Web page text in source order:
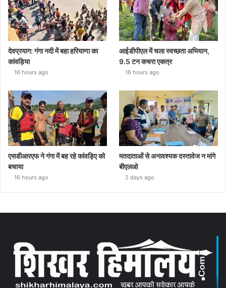
देवप्रयाग: गंगा नदी में बहा हरियाणा का
कांवड़िया
16 hours ago
आईडीपीएल में चला स्वच्छता अभियान,
9.5 टन कचरा एकत्र
16 hours ago
एसडीआरएफ ने गंगा में बह रहे कांवड़िए को
बचाया
16 hours ago
मतदाताओं से अनावश्यक दस्तावेज न मांगे
बीएलओ
2 days ago